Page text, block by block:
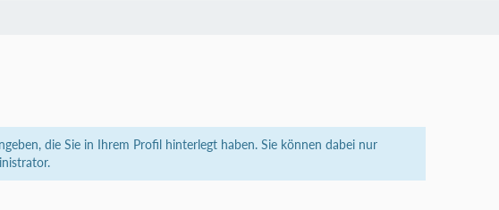
die Sie in Ihrem Profil hinterlegt haben. Sie können dabei nur